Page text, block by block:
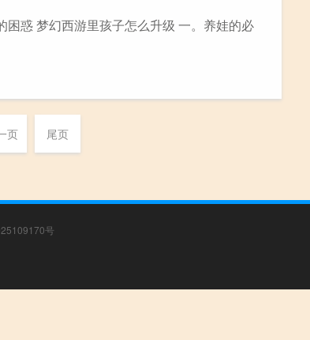
困惑 梦幻西游里孩子怎么升级 一。养娃的必
页 尾页
号